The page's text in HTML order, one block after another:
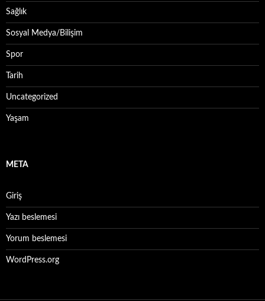
Sağlık
Sosyal Medya/Bilişim
Spor
Tarih
Uncategorized
Yaşam
META
Giriş
Yazı beslemesi
Yorum beslemesi
WordPress.org